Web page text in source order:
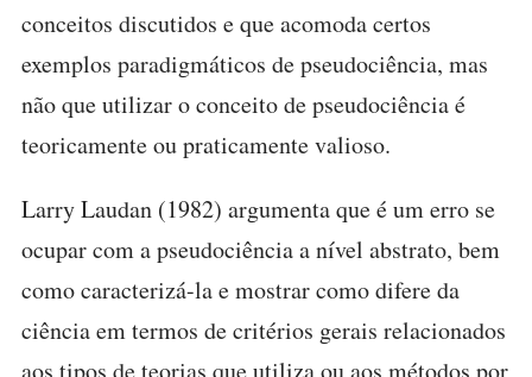
conceitos discutidos e que acomoda certos
exemplos paradigmáticos de pseudociência, mas
não que utilizar o conceito de pseudociência é
teoricamente ou praticamente valioso.
Larry Laudan (1982) argumenta que é um erro se
ocupar com a pseudociência a nível abstrato, bem
como caracterizá-la e mostrar como difere da
ciência em termos de critérios gerais relacionados
aos tipos de teorias que utiliza ou aos métodos por